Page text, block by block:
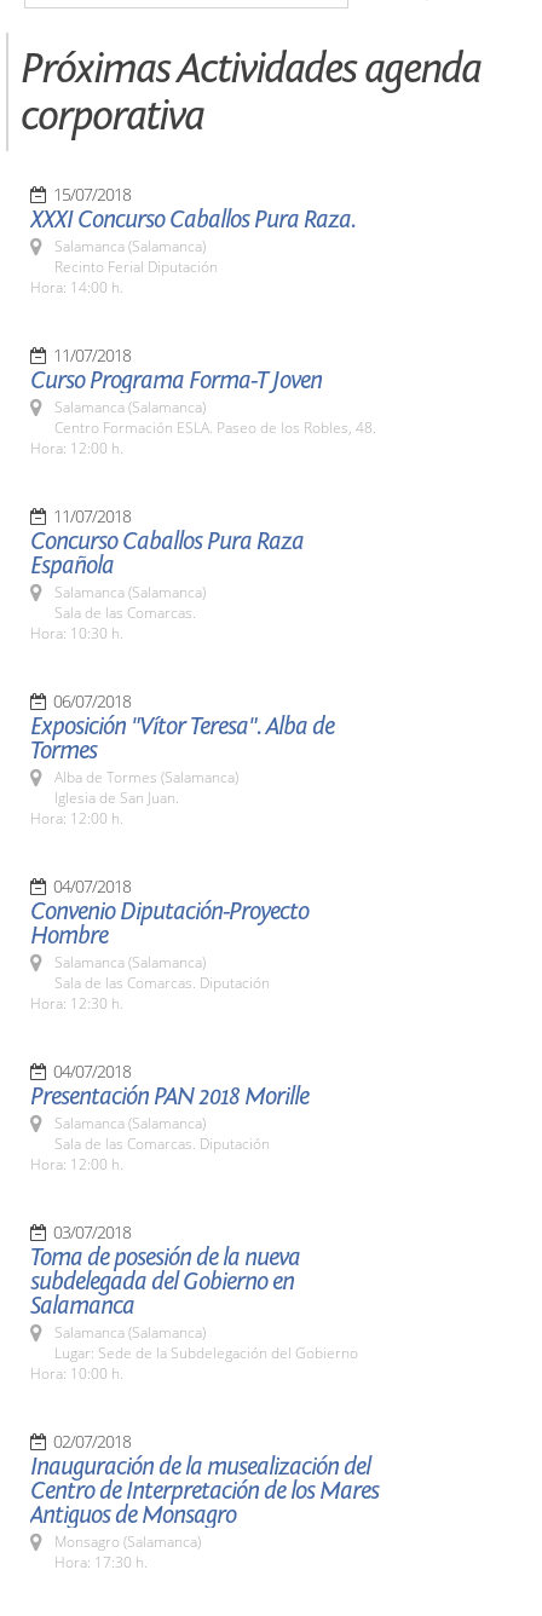
Próximas Actividades agenda
corporativa
15/07/2018
XXXI Concurso Caballos Pura Raza.
Salamanca (Salamanca)
Recinto Ferial Diputación
Hora: 14:00 h.
11/07/2018
Curso Programa Forma-T Joven
Salamanca (Salamanca)
Centro Formación ESLA. Paseo de los Robles, 48.
Hora: 12:00 h.
11/07/2018
Concurso Caballos Pura Raza
Española
Salamanca (Salamanca)
Sala de las Comarcas.
Hora: 10:30 h.
06/07/2018
Exposición "Vítor Teresa". Alba de
Tormes
Alba de Tormes (Salamanca)
Iglesia de San Juan.
Hora: 12:00 h.
04/07/2018
Convenio Diputación-Proyecto
Hombre
Salamanca (Salamanca)
Sala de las Comarcas. Diputación
Hora: 12:30 h.
04/07/2018
Presentación PAN 2018 Morille
Salamanca (Salamanca)
Sala de las Comarcas. Diputación
Hora: 12:00 h.
03/07/2018
Toma de posesión de la nueva
subdelegada del Gobierno en
Salamanca
Salamanca (Salamanca)
Lugar: Sede de la Subdelegación del Gobierno
Hora: 10:00 h.
02/07/2018
Inauguración de la musealización del
Centro de Interpretación de los Mares
Antiguos de Monsagro
Monsagro (Salamanca)
Hora: 17:30 h.